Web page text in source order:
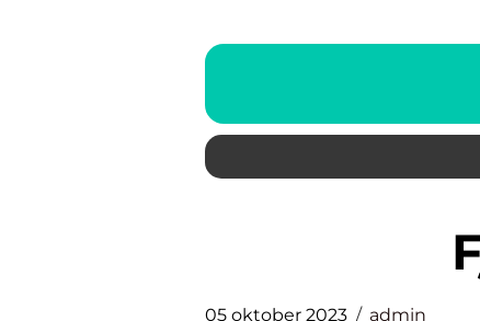
05 oktober 2023 admin